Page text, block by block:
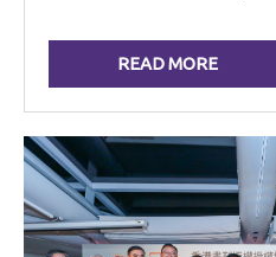
READ MORE